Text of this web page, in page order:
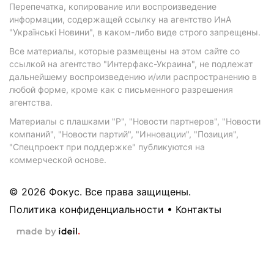
Перепечатка, копирование или воспроизведение
информации, содержащей ссылку на агентство ИнА
"Українські Новини", в каком-либо виде строго запрещены.
Все материалы, которые размещены на этом сайте со
ссылкой на агентство "Интерфакс-Украина", не подлежат
дальнейшему воспроизведению и/или распространению в
любой форме, кроме как с письменного разрешения
агентства.
Материалы с плашками "Р", "Новости партнеров", "Новости
компаний", "Новости партий", "Инновации", "Позиция",
"Спецпроект при поддержке" публикуются на
коммерческой основе.
© 2026 Фокус. Все права защищены.
Политика конфиденциальности • Контакты